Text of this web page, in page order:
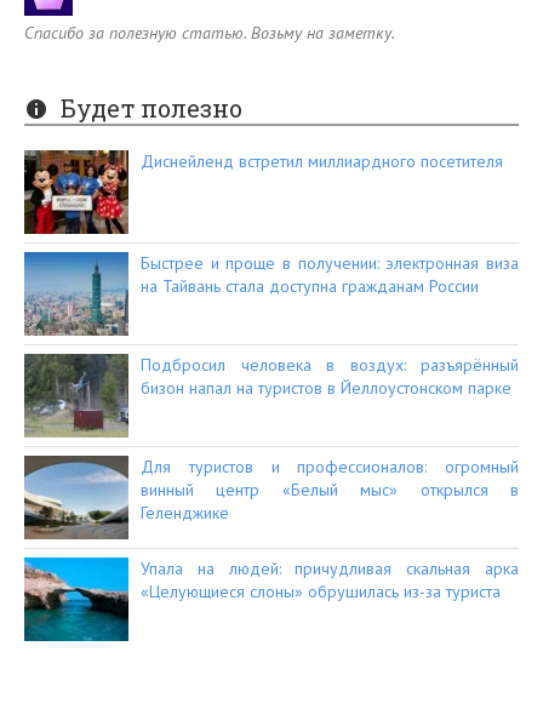
Спасибо за полезную статью. Возьму на заметку.
Будет полезно
Диснейленд встретил миллиардного посетителя
Быстрее и проще в получении: электронная виза
на Тайвань стала доступна гражданам России
Подбросил человека в воздух: разъярённый
бизон напал на туристов в Йеллоустонском парке
Для туристов и профессионалов: огромный
винный центр «Белый мыс» открылся в
Геленджике
Упала на людей: причудливая скальная арка
«Целующиеся слоны» обрушилась из-за туриста